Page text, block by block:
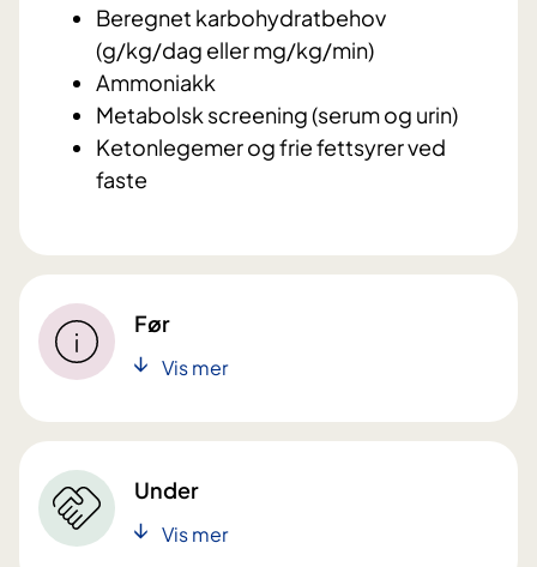
Beregnet karbohydratbehov
(g/kg/dag eller mg/kg/min)
Ammoniakk
Metabolsk screening (serum og urin)
Ketonlegemer og frie fettsyrer ved
faste
Før
Vis mer
Under
Vis mer